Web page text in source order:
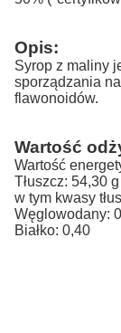
Opis:
Syrop z maliny
sporządzania
flawonoidów.
Wartość
Wartość
Tłuszcz: 54,30 g
w tym kwasy
Węglowodany:
Białko: 0,40